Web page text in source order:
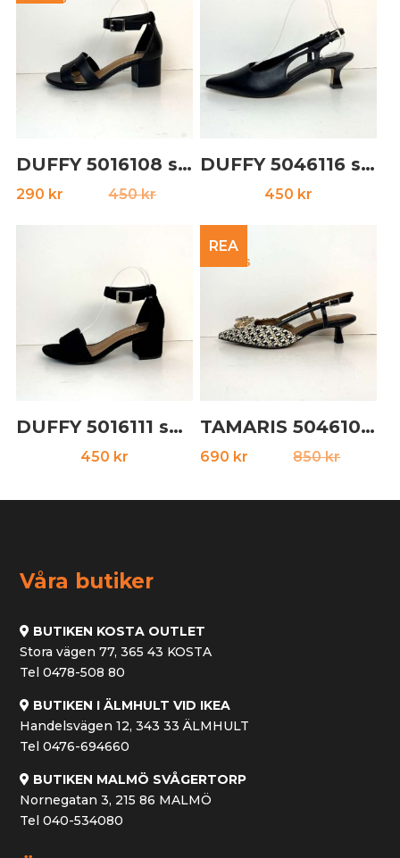
DUFFY 5016108 svart
450krDet
450 kr.
290 kr
Det
290 kr.
DUFFY 5046116 svart
450 kr
DUFFY 5016111 svart
450 kr
REA
TAMARIS 5046108 svart multi
850krDet
690 kr
Det
Våra butiker
BUTIKEN KOSTA OUTLET
Stora vägen 77, 365 43 KOSTA
Tel 0478-508 80
BUTIKEN I ÄLMHULT VID IKEA
Handelsvägen 12, 343 33 ÄLMHULT
Tel 0476-694660
BUTIKEN MALMÖ SVÅGERTORP
Nornegatan 3, 215 86 MALMÖ
Tel 040-534080